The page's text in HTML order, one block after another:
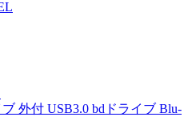
外付 USB3.0 bdドライブ Blu-